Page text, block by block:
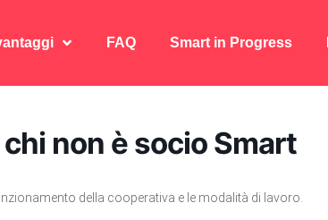
FAQ Smart in Progress
chi non è socio Smart
della cooperativa e le modalità di lavoro.